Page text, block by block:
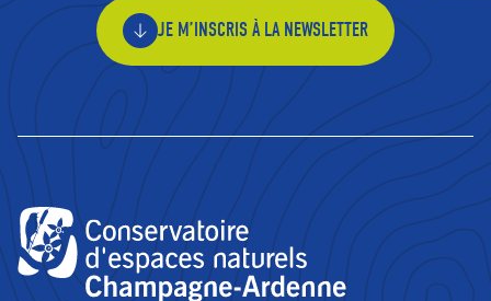
JE M’INSCRIS À LA NEWSLETTER